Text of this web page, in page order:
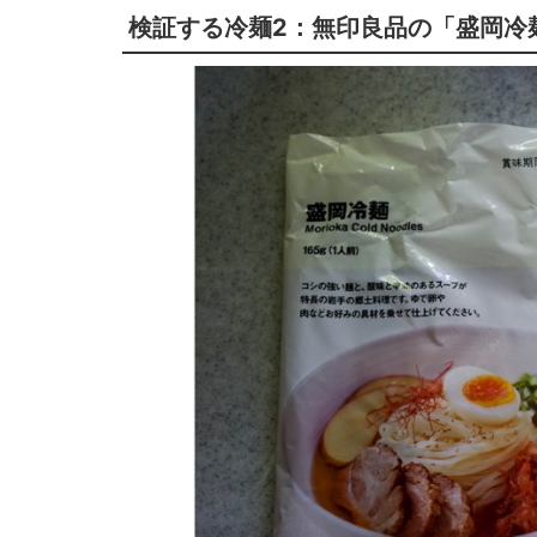
検証する冷麺2：無印良品の「盛岡冷